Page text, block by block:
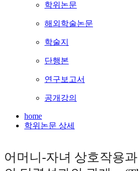
학위논문
해외학술논문
학술지
단행본
연구보고서
공개강의
home
학위논문 상세
어머니-자녀 상호작용